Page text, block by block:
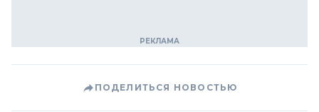
ПОДЕЛИТЬСЯ НОВОСТЬЮ